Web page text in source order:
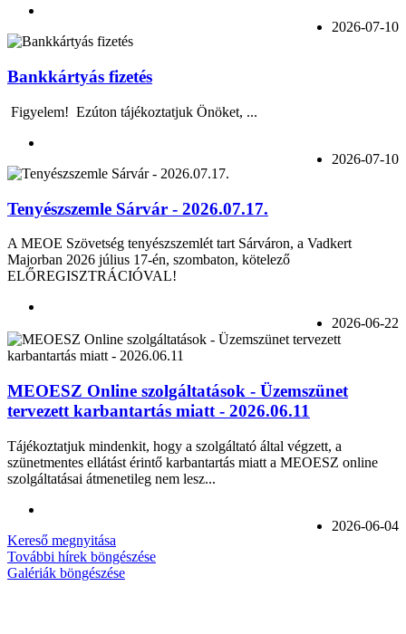
2026-07-10
Bankkártyás fizetés
Figyelem! Ezúton tájékoztatjuk Önöket, ...
2026-07-10
Tenyészszemle Sárvár - 2026.07.17.
A MEOE Szövetség tenyészszemlét tart Sárváron, a Vadkert
Majorban 2026 július 17-én, szombaton, kötelező
ELŐREGISZTRÁCIÓVAL!
2026-06-22
MEOESZ Online szolgáltatások - Üzemszünet
tervezett karbantartás miatt - 2026.06.11
Tájékoztatjuk mindenkit, hogy a szolgáltató által végzett, a
szünetmentes ellátást érintő karbantartás miatt a MEOESZ online
szolgáltatásai átmenetileg nem lesz...
2026-06-04
Kereső megnyitása
További hírek böngészése
Galériák böngészése